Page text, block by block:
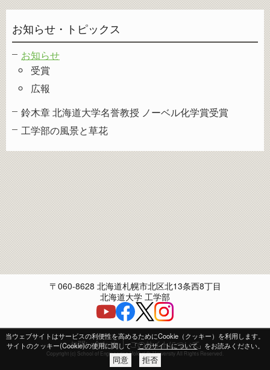
お知らせ・トピックス
お知らせ
受賞
広報
鈴木章 北海道大学名誉教授 ノーベル化学賞受賞
工学部の風景と草花
〒060-8628 北海道札幌市北区北13条西8丁目
北海道大学 工学部
Copyright (c) School of Engineering Hokkaido University All Rights Reserved.
お問い合わせ このサイトについて
当ウェブサイトはサービスの利便性を高めるためにCookie（クッキー）を利用します。
サイトのクッキー(Cookie)の使用に関して「このサイトについて」をお読みください。
同意 拒否